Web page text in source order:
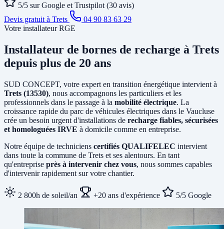
5/5 sur Google et Trustpilot (30 avis)
Devis gratuit à Trets
04 90 83 63 29
Votre installateur RGE
Installateur de bornes de recharge à Trets
depuis plus de 20 ans
SUD CONCEPT, votre expert en transition énergétique intervient à
Trets (13530), nous accompagnons les particuliers et les
professionnels dans le passage à la mobilité électrique. La
croissance rapide du parc de véhicules électriques dans le Vaucluse
crée un besoin urgent d'installations de recharge fiables, sécurisées
et homologuées IRVE à domicile comme en entreprise.
Notre équipe de techniciens certifiés QUALIFELEC intervient
dans toute la commune de Trets et ses alentours. En tant
qu'entreprise près à intervenir chez vous, nous sommes capables
d'intervenir rapidement sur votre chantier.
2 800h de soleil/an +20 ans d'expérience 5/5 Google